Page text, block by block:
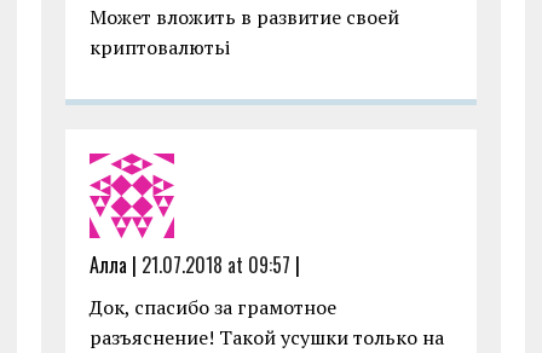
Может вложить в развитие своей
криптовалютьі
Алла | 21.07.2018 at 09:57 |
Док, спасибо за грамотное
разъяснение! Такой усушки только на